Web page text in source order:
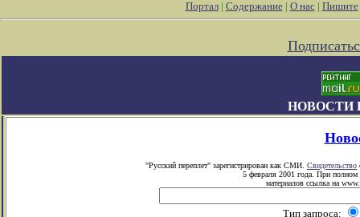
Портал| Содержание| О нас| Пишите
НОВОСТИ
"Русский переплет" зарегистрирован как СМИ. Свидетельство
5 февраля 2001 года. При полном
материалов ссылка на
Тип запроса: